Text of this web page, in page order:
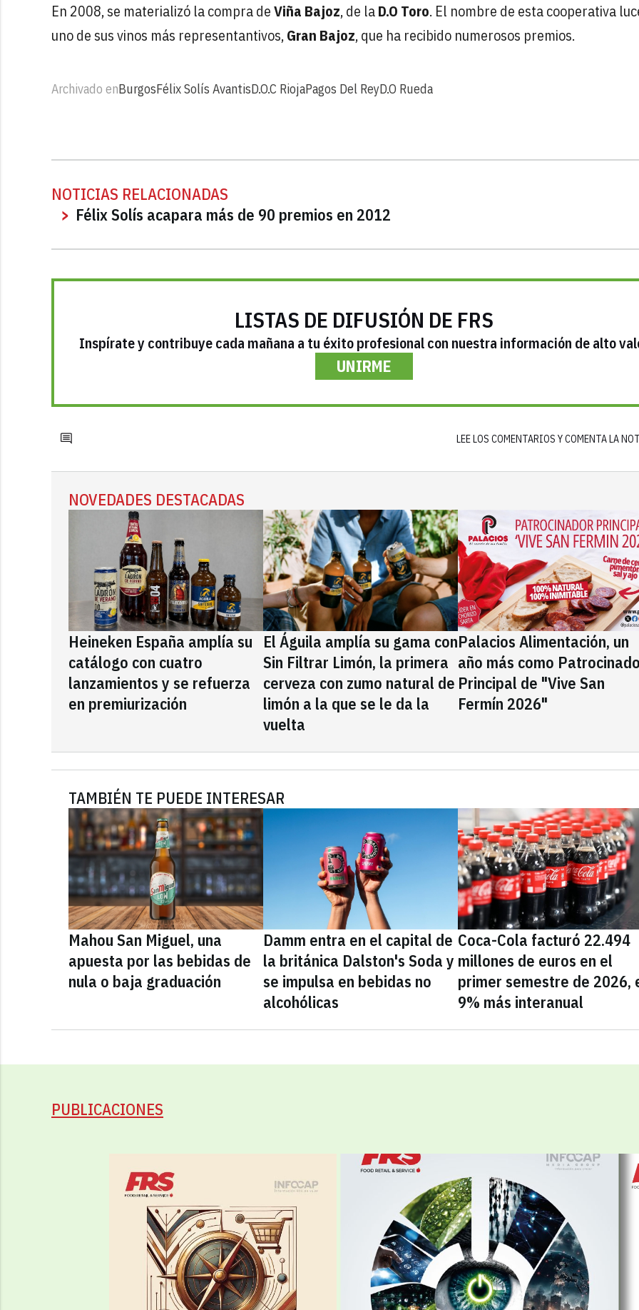
En 2008, se materializó la compra deViña Bajoz, de laD.O Toro. El nombre de esta cooperativa
uno de sus vinos más representantivos,Gran Bajoz, que ha recibido numerosos premios.
Archivado enBurgosFélix Solís AvantisD.O.C RiojaPagos Del ReyD.O Rueda
NOTICIAS RELACIONADAS
Félix Solís acapara más de 90 premios en 2012
LISTAS DE DIFUSIÓN DE FRS
Inspírate y contribuye cada mañana a tu éxito profesional con nuestra información de alto
UNIRME
LEE LOS COMENTARIOS Y COMENTA LA
NOVEDADES DESTACADAS
Heineken España amplía su
catálogo con cuatro
lanzamientos y se refuerza
en premiurización
El Águila amplía su gama con
Sin Filtrar Limón, la primera
cerveza con zumo natural de
limón a la que se le da la
vuelta
Palacios Alimentación, un
año más como
Principal de "Vive San
Fermín 2026"
TAMBIÉN TE PUEDE INTERESAR
Mahou San Miguel, una
apuesta por las bebidas de
nula o baja graduación
Damm entra en el capital de
la británica Dalston's Soda y
se impulsa en bebidas no
alcohólicas
Coca-Cola facturó 22.494
millones de euros en el
primer semestre de 2026,
9% más interanual
PUBLICACIONES